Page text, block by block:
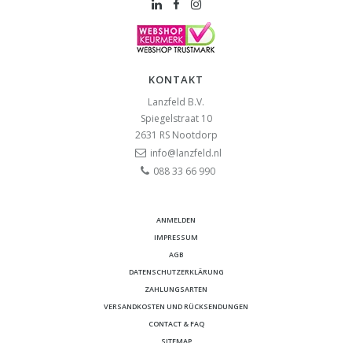
KONTAKT
Lanzfeld B.V.
Spiegelstraat 10
2631 RS Nootdorp
info@lanzfeld.nl
088 33 66 990
ANMELDEN
IMPRESSUM
AGB
DATENSCHUTZERKLÄRUNG
ZAHLUNGSARTEN
VERSANDKOSTEN UND RÜCKSENDUNGEN
CONTACT & FAQ
SITEMAP